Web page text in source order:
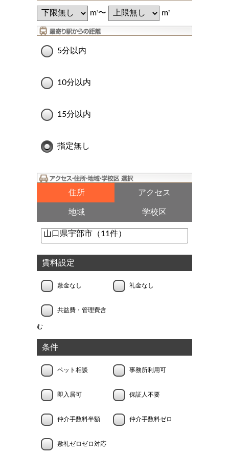
m2〜 m2
5分以内
10分以内
15分以内
指定無し
住所 アクセス
地域 学校区
賃料設定
敷金なし 礼金なし
共益費・管理費含
む
条件
ペット相談 事務所利用可
即入居可 保証人不要
仲介手数料半額 仲介手数料ゼロ
敷礼ゼロゼロ対応